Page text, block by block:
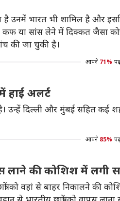
भारत भी शामिल है और
या सांस लेने में दिक्कत जैसा
की जा चुकी है।
आपने 71%
हाई अलर्ट
है। उन्हें दिल्ली और मुंबई सहित
आपने 85%
लाने की कोशिश में लगी
को वहां से बाहर निकालने की